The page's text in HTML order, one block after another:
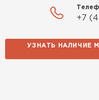
+7
УЗНАТЬ НАЛИЧИЕ